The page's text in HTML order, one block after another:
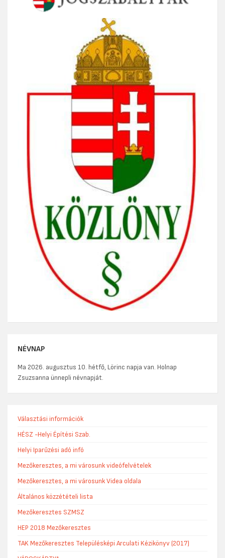
NÉVNAP
Ma 2026. augusztus 10. hétfő, Lörinc napja van. Holnap
Zsuzsanna ünnepli névnapját.
Választási információk
HÉSZ -Helyi Építési Szab.
Helyi Iparűzési adó infó
Mezőkeresztes, a mi városunk videófelvételek
Mezőkeresztes, a mi városunk Videa oldala
Általános közzétételi lista
Mezőkeresztes SZMSZ
HEP 2018 Mezőkeresztes
TAK Mezőkeresztes Településképi Arculati Kézikönyv (2017)